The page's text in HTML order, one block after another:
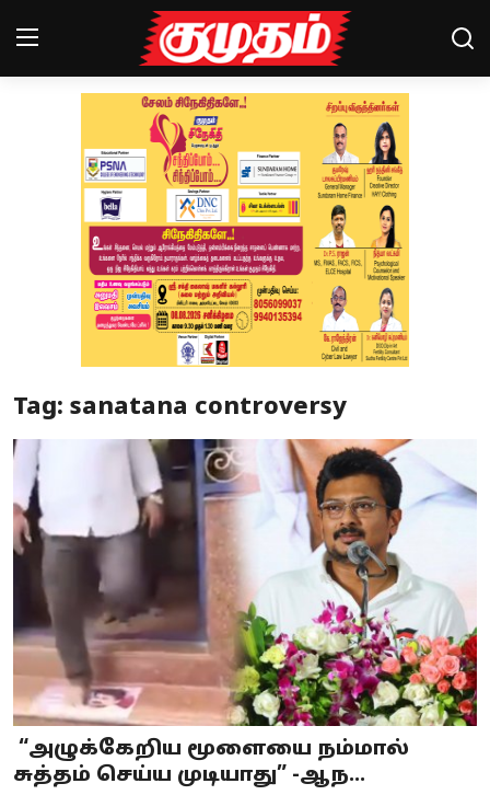
Magazines
Special Story
Business
Crime
Tamilnadu
National
World
Astrology
Tag: sanatana controversy
“அழுக்கேறிய மூளையை நம்மால்
சுத்தம் செய்ய முடியாது” -ஆந...